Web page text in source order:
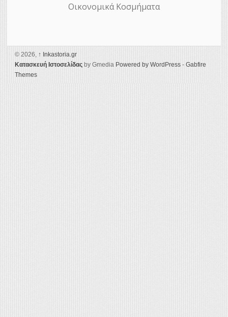
Οικονομικά Κοσμήματα
© 2026, ↑ Ιnkastoria.gr
Κατασκευή Ιστοσελίδας by Gmedia Powered by WordPress - Gabfire
Themes